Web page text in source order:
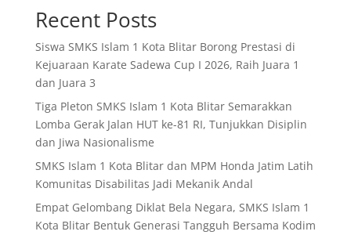
Recent Posts
Siswa SMKS Islam 1 Kota Blitar Borong Prestasi di
Kejuaraan Karate Sadewa Cup I 2026, Raih Juara 1
dan Juara 3
Tiga Pleton SMKS Islam 1 Kota Blitar Semarakkan
Lomba Gerak Jalan HUT ke-81 RI, Tunjukkan Disiplin
dan Jiwa Nasionalisme
SMKS Islam 1 Kota Blitar dan MPM Honda Jatim Latih
Komunitas Disabilitas Jadi Mekanik Andal
Empat Gelombang Diklat Bela Negara, SMKS Islam 1
Kota Blitar Bentuk Generasi Tangguh Bersama Kodim